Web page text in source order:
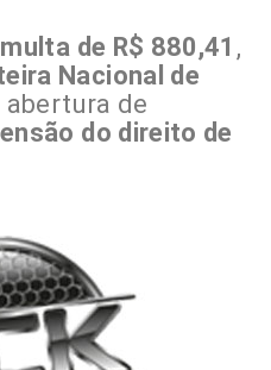
multa de R$ 880,41 ,
Nacional de
abertura de
do direito de